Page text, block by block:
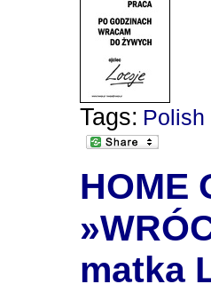
Tags: Polish
HOME
matka